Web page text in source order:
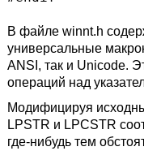
В файле winnt.h
универсальные
ANSI, так и Unicode.
операций над
Модифицируя
LPSTR и LPCSTR
где-нибудь тем